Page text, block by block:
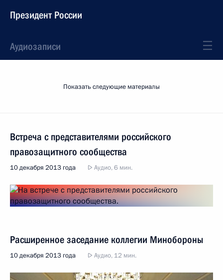
Президент России
Аудиозаписи
Показать следующие материалы
Встреча с представителями российского
правозащитного сообщества
10 декабря 2013 года Аудио, 6 мин.
Расширенное заседание коллегии Минобороны
10 декабря 2013 года Аудио, 12 мин.